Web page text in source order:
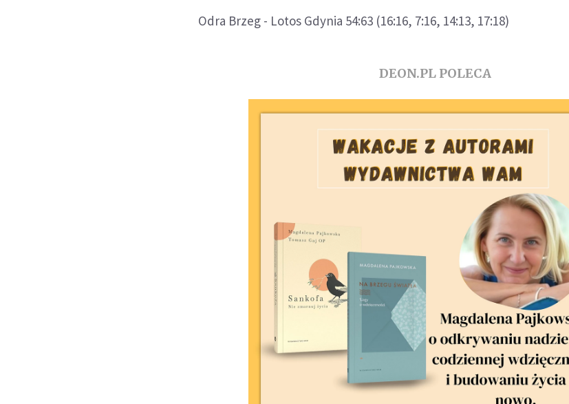
Odra Brzeg - Lotos Gdynia 54:63 (16:16, 7:16, 14:13, 17:18)
DEON.PL POLECA